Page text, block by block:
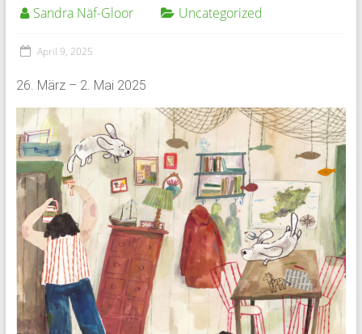
Sandra Näf-Gloor Uncategorized
April 9, 2025
26. März – 2. Mai 2025